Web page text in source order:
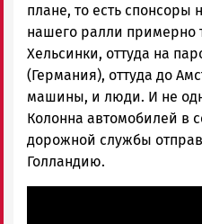
плане, то есть
нашего ралли примерно
Хельсинки, оттуда на
(Германия), оттуда до
машины, и люди. И не
Колонна автомобилей в
дорожной службы
Голландию.